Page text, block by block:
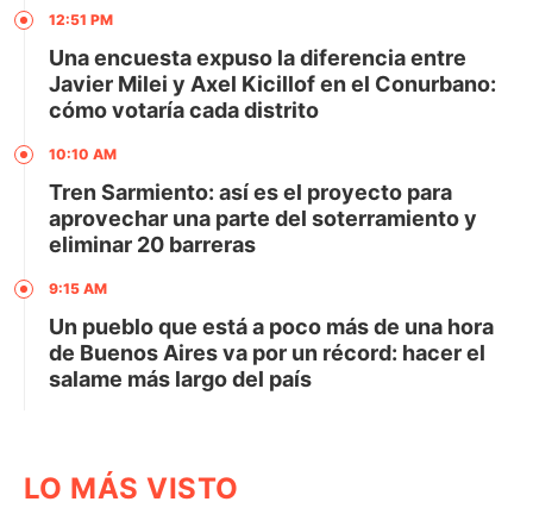
12:51 PM
Una encuesta expuso la diferencia entre
Javier Milei y Axel Kicillof en el Conurbano:
cómo votaría cada distrito
10:10 AM
Tren Sarmiento: así es el proyecto para
aprovechar una parte del soterramiento y
eliminar 20 barreras
9:15 AM
Un pueblo que está a poco más de una hora
de Buenos Aires va por un récord: hacer el
salame más largo del país
LO MÁS VISTO